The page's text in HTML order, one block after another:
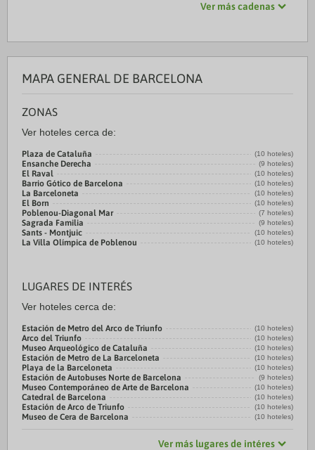
Ver más cadenas
MAPA GENERAL DE BARCELONA
ZONAS
Ver hoteles cerca de:
Plaza de Cataluña (10 hoteles)
Ensanche Derecha (9 hoteles)
El Raval (10 hoteles)
Barrio Gótico de Barcelona (10 hoteles)
La Barceloneta (10 hoteles)
El Born (10 hoteles)
Poblenou-Diagonal Mar (7 hoteles)
Sagrada Familia (9 hoteles)
Sants - Montjuic (10 hoteles)
La Villa Olímpica de Poblenou (10 hoteles)
LUGARES DE INTERÉS
Ver hoteles cerca de:
Estación de Metro del Arco de Triunfo (10 hoteles)
Arco del Triunfo (10 hoteles)
Museo Arqueológico de Cataluña (10 hoteles)
Estación de Metro de La Barceloneta (10 hoteles)
Playa de la Barceloneta (10 hoteles)
Estación de Autobuses Norte de Barcelona (9 hoteles)
Museo Contemporáneo de Arte de Barcelona (10 hoteles)
Catedral de Barcelona (10 hoteles)
Estación de Arco de Triunfo (10 hoteles)
Museo de Cera de Barcelona (10 hoteles)
Ver más lugares de intéres